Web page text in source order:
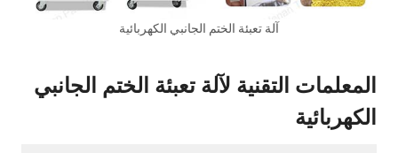
آلة تعبئة الختم الجانبي الكهربائية
المعلمات التقنية لآلة تعبئة الختم الجانبي
الكهربائية